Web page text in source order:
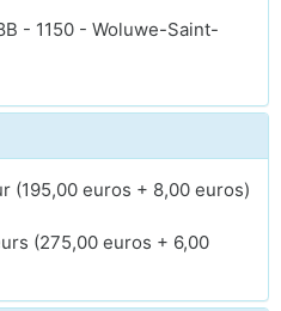
- 1150 - Woluwe-Saint-
(195,00 euros + 8,00 euros)
(275,00 euros + 6,00